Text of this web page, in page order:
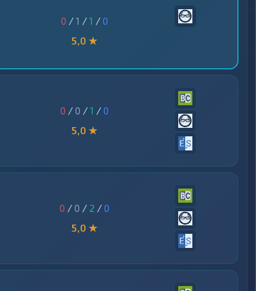
0 /1 /1 /0
5,0 ★
0 / 0 /1 /0
5,0 ★
0 / 0 / 2 /0
5,0 ★